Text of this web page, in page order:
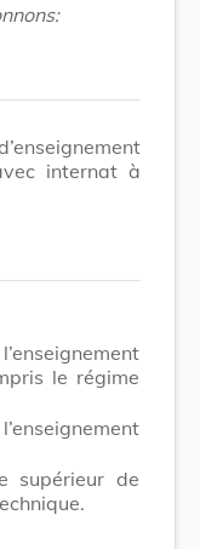
internat à
le régime
supérieur de